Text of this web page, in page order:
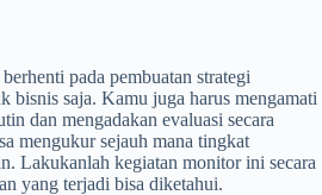
pada pembuatan strategi
bisnis saja. Kamu juga harus mengamati
dan mengadakan evaluasi secara
mengukur sejauh mana tingkat
Lakukanlah kegiatan monitor ini secara
yang terjadi bisa diketahui.